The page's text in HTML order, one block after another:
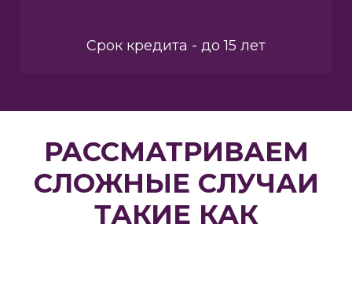
Срок кредита - до 15 лет
РАССМАТРИВАЕМ
СЛОЖНЫЕ СЛУЧАИ
ТАКИЕ КАК